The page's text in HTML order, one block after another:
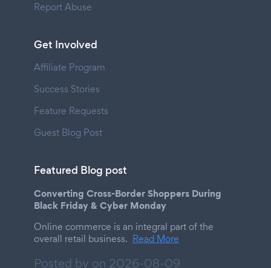
Report Abuse
Get Involved
Affiliate Program
Success Stories
Feature Requests
Guest Blog Post
Featured Blog post
Converting Cross-Border Shoppers During
Black Friday & Cyber Monday
Online commerce is an integral part of the
overall retail business. Read More
Posted by on 2026-08-09